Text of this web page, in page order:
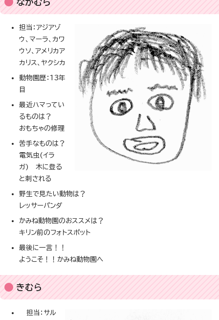
なかむら
担当：アジアゾ
ウ、マーラ、カワ
ウソ、アメリカア
カリス、ヤクシカ
動物園歴：13年
目
最近ハマってい
るものは？
おもちゃの修理
苦手なものは？
電気虫(イラ
ガ) 木に登る
と刺される
野生で見たい動物は？
レッサーパンダ
かみね動物園のおススメは？
キリン前のフォトスポット
最後に一言！！
ようこそ！！かみね動物園へ
きむら
担当：サル